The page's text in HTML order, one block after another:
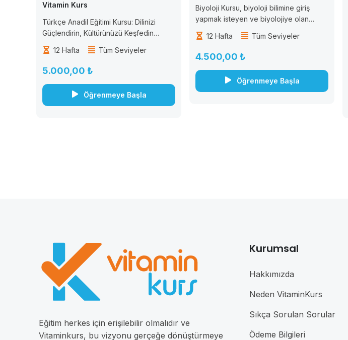
Vitamin Kurs
Türkçe Anadil Eğitimi Kursu: Dilinizi
Güçlendirin, Kültürünüzü Keşfedin
Türkçe, zengin tarih ve kültürel
mirasıyla dünyanın dikkat çeken
dillerinden biridir. “Türkçe Anadil Eğitimi
Kursu” ile dilinizi güçlendirin. İletişim
becerilerinizi geliştirin ve...
12 Hafta Tüm Seviyeler
5.000,00 ₺
Öğrenmeye Başla
Biyoloji Kursu, biyoloji bilimine giriş
yapmak isteyen ve biyolojiye olan
ilgisini artırmak isteyen öğrenciler için
tasarlanmıştır. Bu kurs, biyoloji biliminde
temel kavramları anlamak ve biyolojik
sistemlerin işleyişini öğrenmek isteyen
herkes...
12 Hafta Tüm Seviyeler
4.500,00 ₺
Öğrenmeye Başla
Eğitim herkes için erişilebilir olmalıdır ve
Vitaminkurs, bu vizyonu gerçeğe dönüştürmeye
Kurumsal
Hakkımızda
Neden VitaminKurs
Sıkça Sorulan Sorular
Ödeme Bilgileri